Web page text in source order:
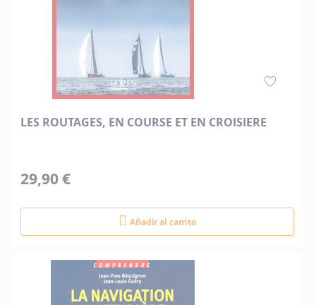
LES ROUTAGES, EN COURSE ET EN CROISIERE
29,90 €
Añadir al carrito